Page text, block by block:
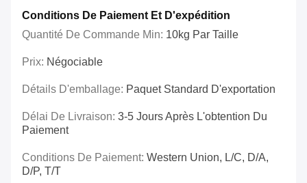
Conditions De Paiement Et D'expédition
Quantité De Commande Min: 10kg Par Taille
Prix: Négociable
Détails D'emballage: Paquet Standard D'exportation
Délai De Livraison: 3-5 Jours Après L'obtention Du
Paiement
Conditions De Paiement: Western Union, L/C, D/A,
D/P, T/T